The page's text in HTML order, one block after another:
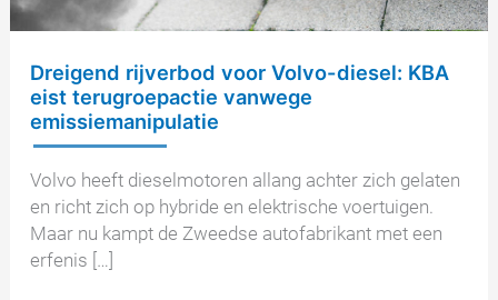
Dreigend rijverbod voor Volvo-diesel: KBA
eist terugroepactie vanwege
emissiemanipulatie
Volvo heeft dieselmotoren allang achter zich gelaten
en richt zich op hybride en elektrische voertuigen.
Maar nu kampt de Zweedse autofabrikant met een
erfenis […]